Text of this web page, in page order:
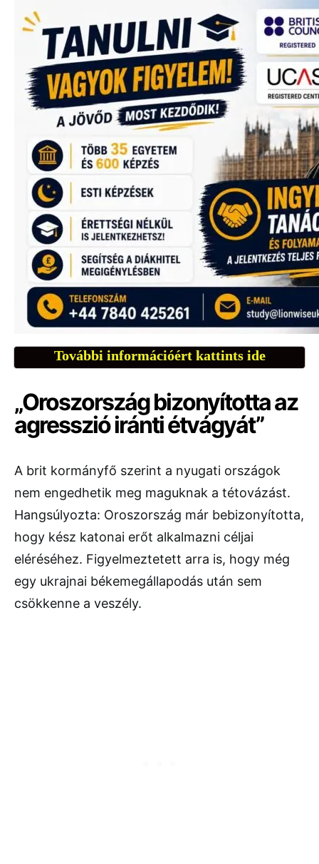
További információért kattints ide
„Oroszország bizonyította az
agresszió iránti étvágyát”
A brit kormányfő szerint a nyugati országok
nem engedhetik meg maguknak a tétovázást.
Hangsúlyozta: Oroszország már bebizonyította,
hogy kész katonai erőt alkalmazni céljai
eléréséhez. Figyelmeztetett arra is, hogy még
egy ukrajnai békemegállapodás után sem
csökkenne a veszély.